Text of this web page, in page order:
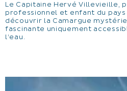
Le Capitaine Hervé Villevieille,
professionnel et enfant du
découvrir la Camargue
fascinante uniquement
l’eau.